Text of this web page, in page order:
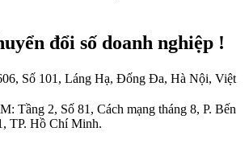
đổi số doanh nghiệp !
Số 101, Láng Hạ, Đống Đa, Hà Nội, Việt
Tầng 2, Số 81, Cách mạng tháng 8, P. Bến
TP. Hồ Chí Minh.